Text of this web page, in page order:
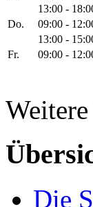
13:00 -
Do.
09:00 -
13:00 -
Fr.
09:00 -
Die